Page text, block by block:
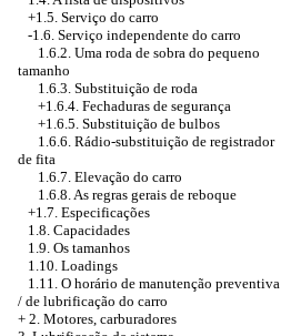
+1.5. Serviço do carro
-1.6. Serviço independente do carro
1.6.2. Uma roda de sobra do pequeno
tamanho
1.6.3. Substituição de roda
+1.6.4. Fechaduras de segurança
+1.6.5. Substituição de bulbos
1.6.6. Rádio-substituição de registrador
de fita
1.6.7. Elevação do carro
1.6.8. As regras gerais de reboque
+1.7. Especificações
1.8. Capacidades
1.9. Os tamanhos
1.10. Loadings
1.11. O horário de manutenção preventiva
/ de lubrificação do carro
+ 2. Motores, carburadores